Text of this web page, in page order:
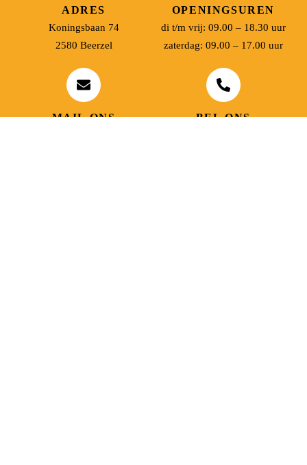
ADRES
Koningsbaan 74
2580 Beerzel
OPENINGSUREN
di t/m vrij: 09.00 – 18.30 uur
zaterdag: 09.00 – 17.00 uur
MAIL ONS BEL ONS